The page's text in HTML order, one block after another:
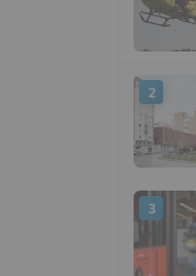
2
3